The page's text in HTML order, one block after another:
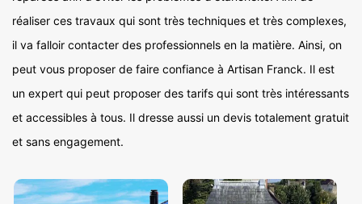
réaliser ces travaux qui sont très techniques et très complexes,
il va falloir contacter des professionnels en la matière. Ainsi, on
peut vous proposer de faire confiance à Artisan Franck. Il est
un expert qui peut proposer des tarifs qui sont très intéressants
et accessibles à tous. Il dresse aussi un devis totalement gratuit
et sans engagement.